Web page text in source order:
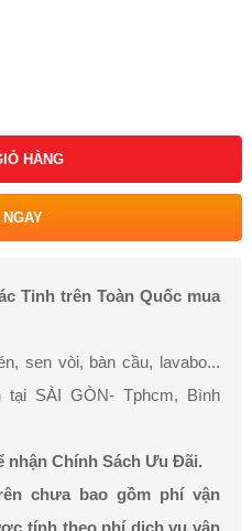
HÀNG
NGAY
Tỉnh trên Toàn Quốc mua
sen vòi, bàn cầu, lavabo...
tại SÀI GÒN- Tphcm, Bình
nhận Chính Sách Ưu Đãi.
chưa bao gồm phí vận
tính theo phí dịch vụ vận